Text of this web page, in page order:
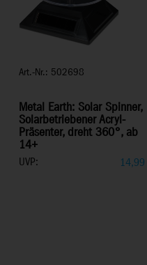
Art.-Nr.: 502698
Metal Earth: Solar Spinner,
Solarbetriebener Acryl-
Präsenter, dreht 360°, ab
14+
UVP: 14,99